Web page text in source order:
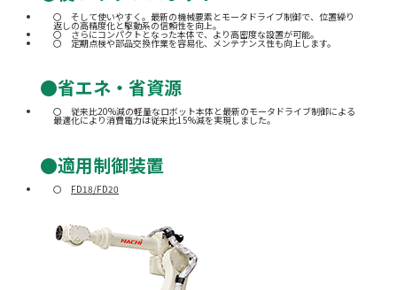
そして使いやすく。最新の機械要素とモータドライブ制御で、位置繰り
返しの高精度化と駆動系の信頼性を向上。
さらにコンパクトとなった本体で、より高密度な設置が可能。
定期点検や部品交換作業を容易化、メンテナンス性も向上します。
●省エネ・省資源
従来比20%減の軽量なロボット本体と最新のモータドライブ制御による
最適化により消費電力は従来比15%減を実現しました。
●適用制御装置
FD18/FD20